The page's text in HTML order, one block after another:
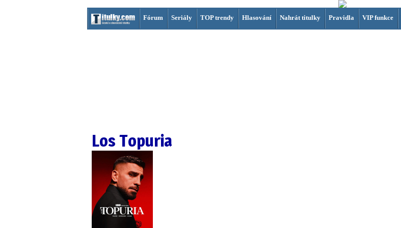
Fórum Seriály TOP trendy Hlasování Nahrát titulky Pravidla VIP funkce
Los Topuria